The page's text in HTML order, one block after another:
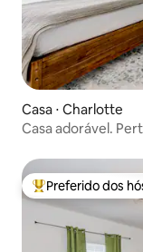
Casa ⋅ Charlotte
Casa adorável.
Entre os melhores
Preferido dos